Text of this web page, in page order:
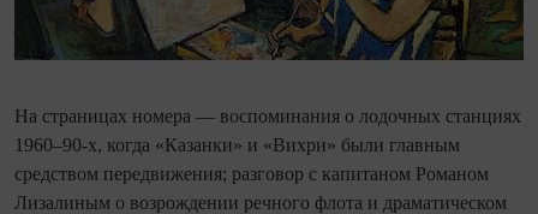
На страницах номера — воспоминания о лодочных станциях
1960–90-х, когда «Казанки» и «Вихри» были главным
средством передвижения; разговор с капитаном Романом
Лизалиным о возрождении речного флота и драматическом